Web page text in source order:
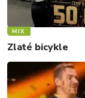
MIX
Zlaté bicykle